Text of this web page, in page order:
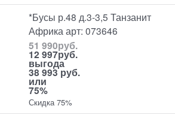
*Бусы р.48 д.3-3,5 Танзанит
Африка арт: 073646
51 990руб.
12 997руб.
выгода
38 993 руб.
или
75%
Скидка 75%